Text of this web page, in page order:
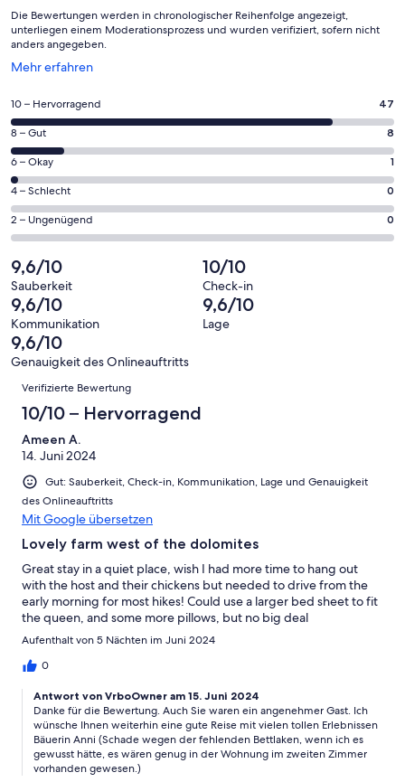
Die Bewertungen werden in chronologischer Reihenfolge angezeigt,
unterliegen einem Moderationsprozess und wurden verifiziert, sofern nicht
anders angegeben.
Mehr erfahren
Wird
einem
neuen
Fenster
geöffnet
47
von
insgesamt
56
Gästebewertungen
haben
eine
Bewertung
von
10
-
Hervorragend
10 – Hervorragend 47
8
von
insgesamt
56
Gästebewertungen
haben
Bewertung
von
8
-
Gut
8 – Gut 8
1
von
insgesamt
56
Gästebewertungen
haben
eine
Bewertung
von
6
-
Okay
6 – Okay 1
0
von
insgesamt
Gästebewertungen
haben
eine
Bewertung
von
4
4 – Schlecht 0
0
von
insgesamt
56
Gästebewertungen
haben
eine
Bewertung
2 – Ungenügend 0
9,6/10
Sauberkeit
10/10
Check-in
9,6/10
Kommunikation
9,6/10
Lage
9,6/10
Genauigkeit des Onlineauftritts
Bewertungen
Verifizierte Bewertung
10/10 – Hervorragend
Ameen A.
14. Juni 2024
Gut: Sauberkeit, Check-in, Kommunikation, Lage und Genauigkeit
des Onlineauftritts
Mit Google übersetzen
Lovely farm west of the dolomites
Great stay in a quiet place, wish I had more time to hang out
with the host and their chickens but needed to drive from the
early morning for most hikes! Could use a larger bed sheet to fit
the queen, and some more pillows, but no big deal
Aufenthalt von 5 Nächten im Juni 2024
0
Antwort von VrboOwner am 15. Juni 2024
Danke für die Bewertung. Auch Sie waren ein angenehmer Gast. Ich
wünsche Ihnen weiterhin eine gute Reise mit vielen tollen Erlebnissen
Bäuerin Anni (Schade wegen der fehlenden Bettlaken, wenn ich es
gewusst hätte, es wären genug in der Wohnung im zweiten Zimmer
vorhanden gewesen.)